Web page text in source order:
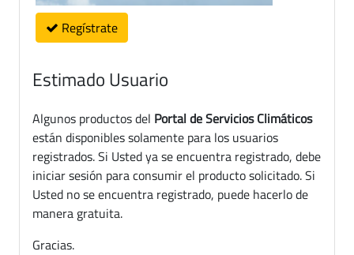
Regístrate
Estimado Usuario
Algunos productos del Portal de Servicios Climáticos
están disponibles solamente para los usuarios
registrados. Si Usted ya se encuentra registrado, debe
iniciar sesión para consumir el producto solicitado. Si
Usted no se encuentra registrado, puede hacerlo de
manera gratuita.
Gracias.